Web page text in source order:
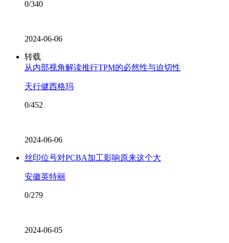
0/340
2024-06-06
转载
从内部视角解读推行TPM的必然性与迫切性
天行健西格玛
0/452
2024-06-06
丝印位号对PCBA加工影响原来这个大
安徽英特丽
0/279
2024-06-05